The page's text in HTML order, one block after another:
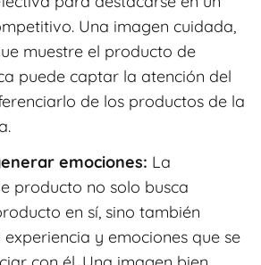
Una imagen cuidada,
muestre el producto de
puede captar la atención del
de los productos de la
emociones: La
producto no solo busca
en sí, sino también
y emociones que se